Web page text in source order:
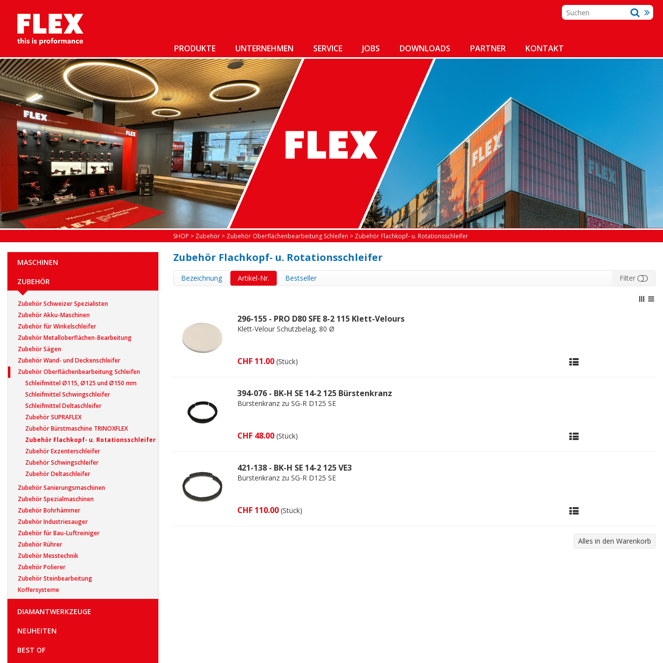
PRODUKTE UNTERNEHMEN SERVICE JOBS DOWNLOADS PARTNER KONTAKT
MASCHINEN
ZUBEHÖR
Zubehör Schweizer Spezialisten
Zubehör Akku-Maschinen
Zubehör für Winkelschleifer
Zubehör Metalloberflächen-Bearbeitung
Zubehör Sägen
Zubehör Wand- und Deckenschleifer
Zubehör Oberflächenbearbeitung Schleifen
Schleifmittel Ø115, Ø125 und Ø150 mm
Schleifmittel Schwingschleifer
Schleifmittel Deltaschleifer
Zubehör SUPRAFLEX
Zubehör Bürstmaschine TRINOXFLEX
Zubehör Flachkopf- u. Rotationsschleifer
Zubehör Exzenterschleifer
Zubehör Schwingschleifer
Zubehör Deltaschleifer
Zubehör Sanierungsmaschinen
Zubehör Spezialmaschinen
Zubehör Bohrhämmer
Zubehör Industriesauger
Zubehör für Bau-Luftreiniger
Zubehör Rührer
Zubehör Messtechnik
Zubehör Polierer
Zubehör Steinbearbeitung
Koffersysteme
DIAMANTWERKZEUGE
NEUHEITEN
BEST OF
SHOP > Zubehör > Zubehör Oberflächenbearbeitung Schleifen > Zubehör Flachkopf- u. Rotationsschleifer
Zubehör Flachkopf- u. Rotationsschleifer
Bezeichnung Artikel-Nr. Bestseller Filter
296-155 - PRO D80 SFE 8-2 115 Klett-Velours
Klett-Velour Schutzbelag, 80 Ø
CHF 11.00 (Stück)
394-076 - BK-H SE 14-2 125 Bürstenkranz
Bürstenkranz zu SG-R D125 SE
CHF 48.00 (Stück)
421-138 - BK-H SE 14-2 125 VE3
Bürstenkranz zu SG-R D125 SE
CHF 110.00 (Stück)